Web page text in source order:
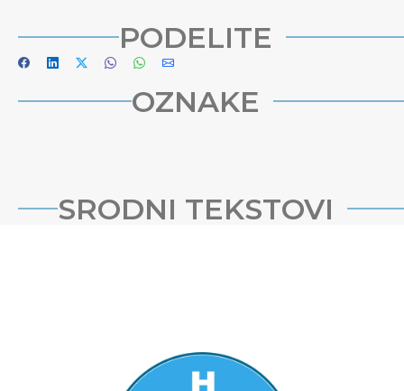
PODELITE
OZNAKE
SRODNI TEKSTOVI